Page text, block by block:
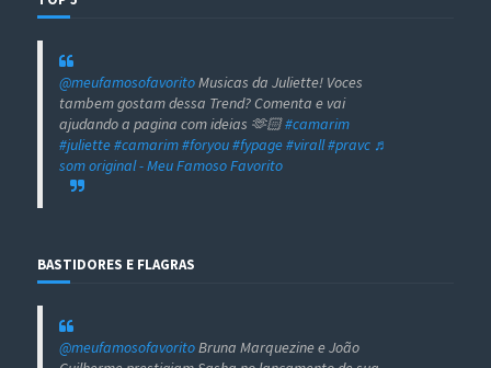
@meufamosofavoritoMusicas da Juliette! Voces
tambem gostam dessa Trend? Comenta e vai
ajudando a pagina com ideias 🫶🏻#camarim
#juliette#camarim#foryou#fypage#virall#pravc ♬
som original - Meu Famoso Favorito
BASTIDORES E FLAGRAS
@meufamosofavoritoBruna Marquezine e João